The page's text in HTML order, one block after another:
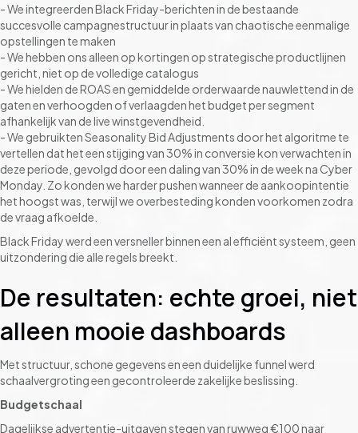
- We integreerden Black Friday-berichten in de bestaande
succesvolle campagnestructuur in plaats van chaotische eenmalige
opstellingen te maken
- We hebben ons alleen op kortingen op strategische productlijnen
gericht, niet op de volledige catalogus
- We hielden de ROAS en gemiddelde orderwaarde nauwlettend in de
gaten en verhoogden of verlaagden het budget per segment
afhankelijk van de live winstgevendheid.
- We gebruikten Seasonality Bid Adjustments door het algoritme te
vertellen dat het een stijging van 30% in conversie kon verwachten in
deze periode, gevolgd door een daling van 30% in de week na Cyber
Monday. Zo konden we harder pushen wanneer de aankoopintentie
het hoogst was, terwijl we overbesteding konden voorkomen zodra
de vraag afkoelde.
Black Friday werd een versneller binnen een al efficiënt systeem, geen
uitzondering die alle regels breekt.
De resultaten: echte groei, niet
alleen mooie dashboards
Met structuur, schone gegevens en een duidelijke funnel werd
schaalvergroting een gecontroleerde zakelijke beslissing.
Budgetschaal
Dagelijkse advertentie-uitgaven stegen van ruwweg €100 naar